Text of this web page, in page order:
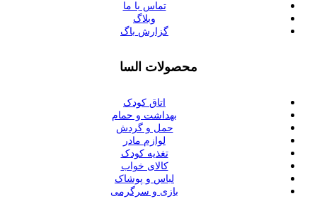
تماس با ما
وبلاگ
گزارش باگ
محصولات السا
اتاق کودک
بهداشت و حمام
حمل و گردش
لوازم مادر
تغذیه کودک
کالای خواب
لباس و پوشاک
بازی و سرگرمی